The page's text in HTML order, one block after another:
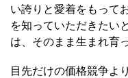
い誇りと愛着をもって
を知っていただきたい
は、そのまま生まれ育
目先だけの価格競争よ